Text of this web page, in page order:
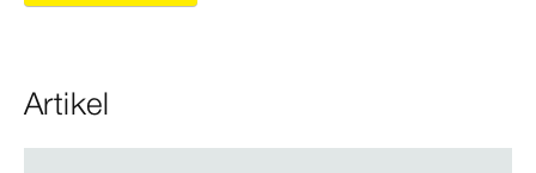
Artikel